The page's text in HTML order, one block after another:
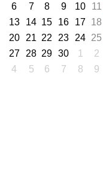
6
7 8 9 10 11
13
14 15 16 17 18
20
21 22 23 24 25
27
28 29 30 1 2
4
5 6 7 8 9